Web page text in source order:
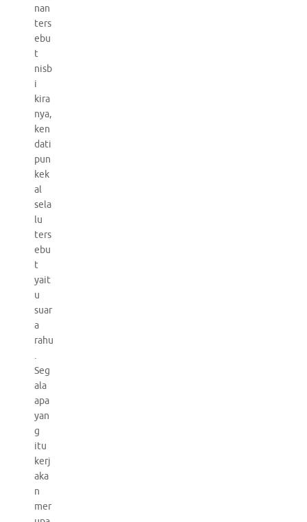
nan
ters
ebu
t
nisb
i
kira
nya,
ken
dati
pun
kek
al
sela
lu
ters
ebu
t
yait
u
suar
a
rahu
.
Seg
ala
apa
yan
g
itu
kerj
aka
n
mer